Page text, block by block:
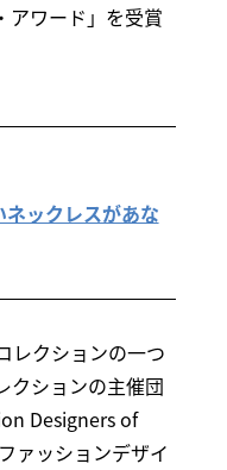
アワード」を受賞
ネックレスがあな
レクションの一つ
クションの主催団
Designers of
ァッションデザイ